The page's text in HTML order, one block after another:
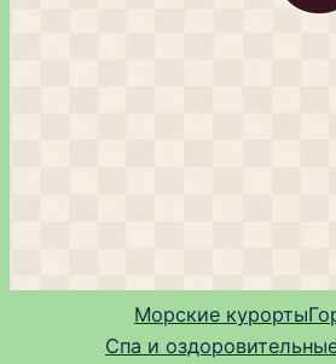
Морские курорты
Спа и